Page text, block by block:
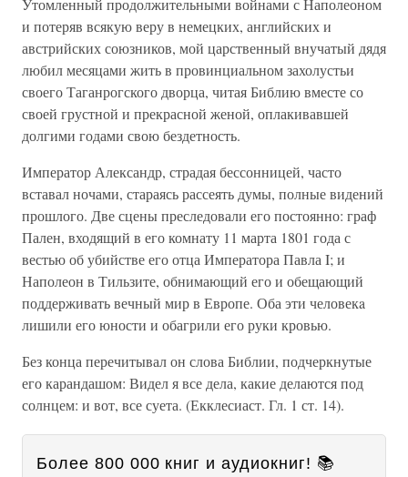
Утомленный продолжительными войнами с Наполеоном
и потеряв всякую веру в немецких, английских и
австрийских союзников, мой царственный внучатый дядя
любил месяцами жить в провинциальном захолустьи
своего Таганрогского дворца, читая Библию вместе со
своей грустной и прекрасной женой, оплакивавшей
долгими годами свою бездетность.
Император Александр, страдая бессонницей, часто
вставал ночами, стараясь рассеять думы, полные видений
прошлого. Две сцены преследовали его постоянно: граф
Пален, входящий в его комнату 11 марта 1801 года с
вестью об убийстве его отца Императора Павла I; и
Наполеон в Тильзите, обнимающий его и обещающий
поддерживать вечный мир в Европе. Оба эти человекa
лишили его юности и обагрили его руки кровью.
Без конца перечитывал он слова Библии, подчеркнутые
его карандашом: Видел я все дела, какие делаются под
солнцем: и вот, все суета. (Екклесиаст. Гл. 1 ст. 14).
Более 800 000 книг и аудиокниг! 📚